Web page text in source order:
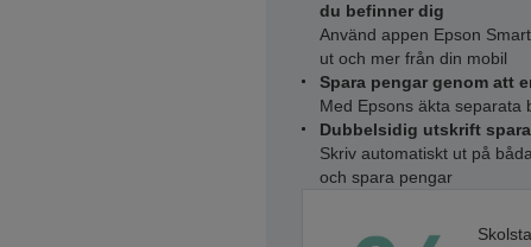
du befinner dig
Använd appen Epson
ut och mer från din mobil
Spara pengar genom att
Med Epsons äkta separata
Dubbelsidig utskrift
Skriv automatiskt ut på
och spara pengar